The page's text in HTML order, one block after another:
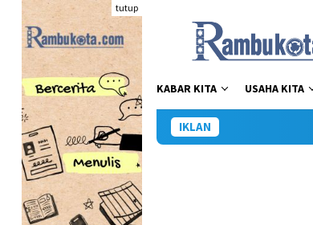
Loncat
konten
tutup
KABAR KITA USAHA KITA
IKLAN